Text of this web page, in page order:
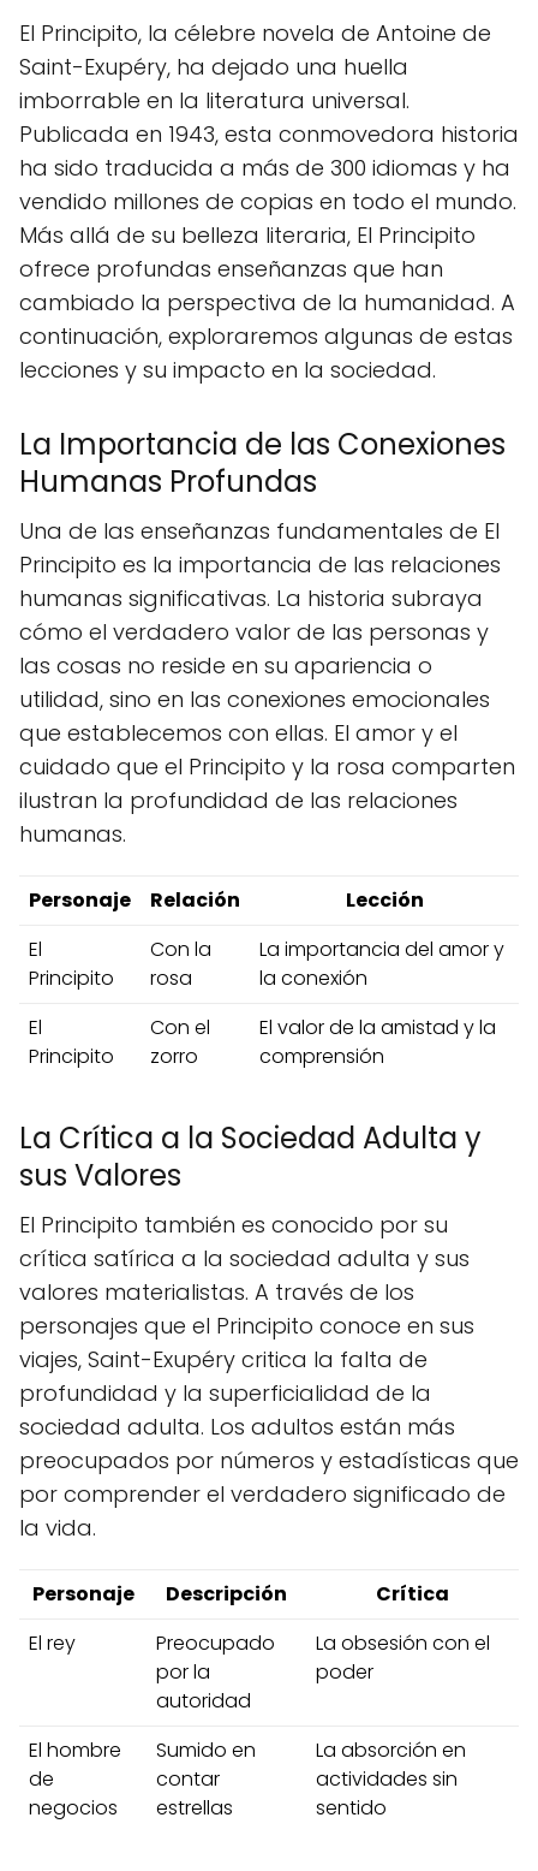
El Principito, la célebre novela de Antoine de
Saint-Exupéry, ha dejado una huella
imborrable en la literatura universal.
Publicada en 1943, esta conmovedora historia
ha sido traducida a más de 300 idiomas y ha
vendido millones de copias en todo el mundo.
Más allá de su belleza literaria, El Principito
ofrece profundas enseñanzas que han
cambiado la perspectiva de la humanidad. A
continuación, exploraremos algunas de estas
lecciones y su impacto en la sociedad.
La Importancia de las Conexiones
Humanas Profundas
Una de las enseñanzas fundamentales de El
Principito es la importancia de las relaciones
humanas significativas. La historia subraya
cómo el verdadero valor de las personas y
las cosas no reside en su apariencia o
utilidad, sino en las conexiones emocionales
que establecemos con ellas. El amor y el
cuidado que el Principito y la rosa comparten
ilustran la profundidad de las relaciones
humanas.
Personaje Relación
Lección
El
Principito
Con la
rosa
La importancia del amor y
la conexión
El
Principito
Con el
zorro
El valor de la amistad y la
comprensión
La Crítica a la Sociedad Adulta y
sus Valores
El Principito también es conocido por su
crítica satírica a la sociedad adulta y sus
valores materialistas. A través de los
personajes que el Principito conoce en sus
viajes, Saint-Exupéry critica la falta de
profundidad y la superficialidad de la
sociedad adulta. Los adultos están más
preocupados por números y estadísticas que
por comprender el verdadero significado de
la vida.
Personaje Descripción
Crítica
El rey
Preocupado
por la
autoridad
La obsesión con el
poder
El hombre
de
negocios
Sumido en
contar
estrellas
La absorción en
actividades sin
sentido